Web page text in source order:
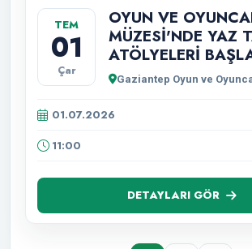
TEM
01
Çar
OYUN VE
MÜZESİ'NDE YAZ
ATÖLYELERİ
Gaziantep Oyun ve
01.07.2026
11:00
DETAYLARI GÖR